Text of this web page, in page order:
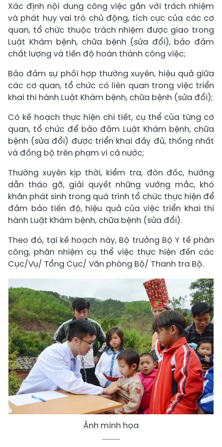
Xác định nội dung công việc gắn với trách nhiệm
và phát huy vai trò chủ động, tích cực của các cơ
quan, tổ chức thuộc trách nhiệm được giao trong
Luật Khám bệnh, chữa bệnh (sửa đổi), bảo đảm
chất lượng và tiến độ hoàn thành công việc;
Bảo đảm sự phối hợp thường xuyên, hiệu quả giữa
các cơ quan, tổ chức có liên quan trong việc triển
khai thi hành Luật Khám bệnh, chữa bệnh (sửa đổi);
Có kế hoạch thực hiện chi tiết, cụ thể của từng cơ
quan, tổ chức để bảo đảm Luật Khám bệnh, chữa
bệnh (sửa đổi) được triển khai đầy đủ, thống nhất
và đồng bộ trên phạm vi cả nước;
Thường xuyên kịp thời, kiểm tra, đôn đốc, hướng
dẫn tháo gỡ, giải quyết những vướng mắc, khó
khăn phát sinh trong quá trình tổ chức thực hiện để
đảm bảo tiến độ, hiệu quả của việc triển khai thi
hành Luật Khám bệnh, chữa bệnh (sửa đổi).
Theo đó, tại kế hoạch này, Bộ trưởng Bộ Y tế phân
công, phân nhiệm cụ thể việc thực hiện đến các
Cục/Vụ/ Tổng Cục/ Văn phòng Bộ/ Thanh tra Bộ.
Ảnh minh họa